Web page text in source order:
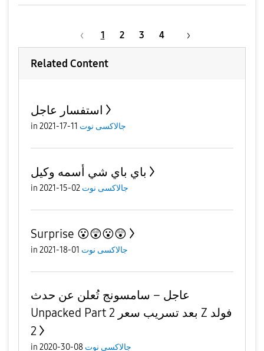
1 2 3 4
Related Content
استفسار عاجل
in جالاكسى نوت 11-17-2021
باي باي شي أسمه وكيل
in جالاكسى نوت 02-15-2021
Surprise 😮😲😮😲
in جالاكسى نوت 01-18-2021
عاجل – سامسونج تُعلن عن حدث
Unpacked Part 2 بعد تسريب سعر Z فولد
2
in جالاكسى نوت 08-30-2020